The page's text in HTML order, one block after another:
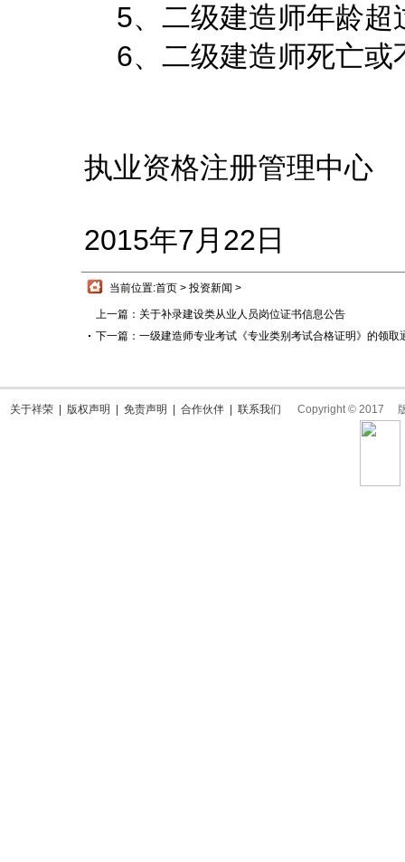
5、二级建造师年龄超
6、二级建造师死亡或
执业资格注册管理中心
2015年7月22日
当前位置:首页 > 投资新闻 >
上一篇： 关于补录建设类从业人员岗位证书信息公告
下一篇：一级建造师专业考试《专业类别考试合格证明》的领取
关于祥荣 版权声明 免责声明 合作伙伴 联系我们 Copyright © 2017 版